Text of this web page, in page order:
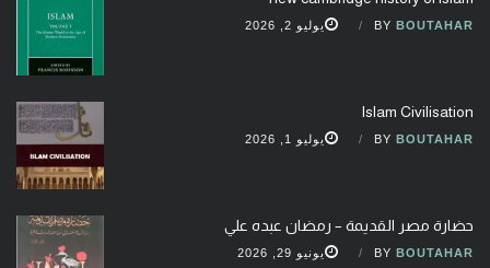
BY BOUTAHAR يوليو 2, 2026
Islam Civilisation
BY BOUTAHAR يوليو 1, 2026
حضارة مصر القديمة – رمضان عبده علي
BY BOUTAHAR يونيو 29, 2026